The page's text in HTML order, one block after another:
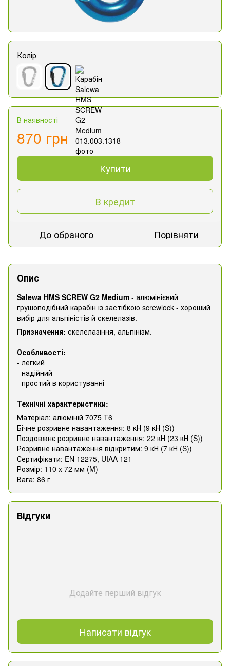
Колір
В наявності
870 грн
Купити
В кредит
До обраного Порівняти
Опис
Salewa HMS SCREW G2 Medium - алюмінієвий
грушоподібний карабін із застібкою screwlock - хороший
вибір для альпіністів й скелелазів.
Призначення: скелелазіння, альпінізм.
Особливості:
- легкий
- надійний
- простий в користуванні
Технічні характеристики:
Матеріал: алюміній 7075 T6
Бічне розривне навантаження: 8 кН (9 кН (S))
Поздовжнє розривне навантаження: 22 кН (23 кН (S))
Розривне навантаження відкритим: 9 кН (7 кН (S))
Сертифікати: EN 12275, UIAA 121
Розмір: 110 x 72 мм (M)
Вага: 86 г
Відгуки
Додайте перший відгук
Написати відгук